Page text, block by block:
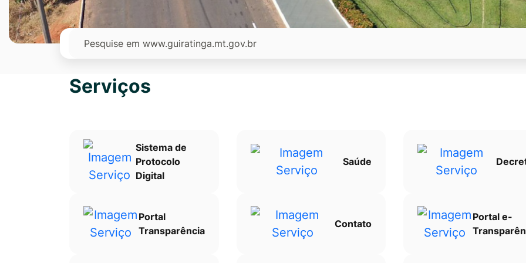
Ir
para
rodapé
[alt+4]
Pesquisar
Serviços
Sistema de
Protocolo
Digital
Saúde
Portal
Transparência
Contato
Portal e-